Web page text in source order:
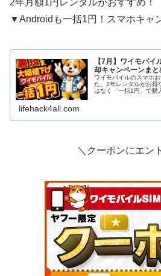
2年月額1円レンタルがおすすめ！
▼Androidも一括1円！スマホキャ
【7月】ワイモバ
却キャンペーンまと
ワイモバイルのスマホ
た。2年レンタルがお得
はなく「一括1円」で購
lifehack4all.com
＼クーポンにエン